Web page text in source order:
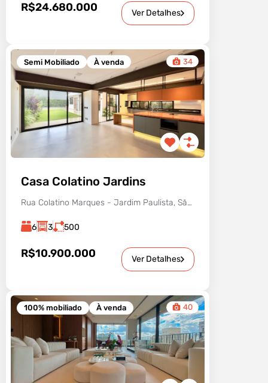
R$24.680.000 Ver Detalhes
Semi Mobiliado À venda 34
Casa Colatino Jardins
Rua Colatino Marques - Jardim Paulista, São Paulo - SP, Brasil
6 3 500
R$10.900.000 Ver Detalhes
100% mobiliado À venda 40